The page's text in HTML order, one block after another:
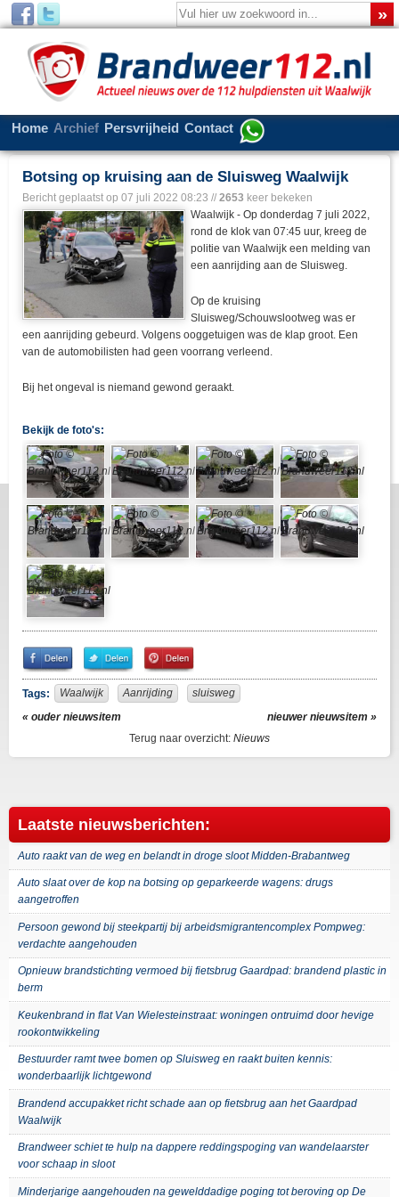
Home Archief Persvrijheid Contact
Botsing op kruising aan de Sluisweg Waalwijk
Bericht geplaatst op 07 juli 2022 08:23 // 2653 keer bekeken
Waalwijk - Op donderdag 7 juli 2022,
rond de klok van 07:45 uur, kreeg de
politie van Waalwijk een melding van
een aanrijding aan de Sluisweg.
Op de kruising
Sluisweg/Schouwslootweg was er
een aanrijding gebeurd. Volgens ooggetuigen was de klap groot. Een
van de automobilisten had geen voorrang verleend.
Bij het ongeval is niemand gewond geraakt.
Bekijk de foto's:
Share
on
Facebook
Share
on
Twitter
Pin
It!
Tags: Waalwijk Aanrijding
sluisweg
« ouder nieuwsitem
nieuwer nieuwsitem »
Terug naar overzicht: Nieuws
Laatste nieuwsberichten:
Auto raakt van de weg en belandt in droge sloot Midden-Brabantweg
Auto slaat over de kop na botsing op geparkeerde wagens: drugs
aangetroffen
Persoon gewond bij steekpartij bij arbeidsmigrantencomplex Pompweg:
verdachte aangehouden
Opnieuw brandstichting vermoed bij fietsbrug Gaardpad: brandend plastic in
berm
Keukenbrand in flat Van Wielesteinstraat: woningen ontruimd door hevige
rookontwikkeling
Bestuurder ramt twee bomen op Sluisweg en raakt buiten kennis:
wonderbaarlijk lichtgewond
Brandend accupakket richt schade aan op fietsbrug aan het Gaardpad
Waalwijk
Brandweer schiet te hulp na dappere reddingspoging van wandelaarster
voor schaap in sloot
Minderjarige aangehouden na gewelddadige poging tot beroving op De